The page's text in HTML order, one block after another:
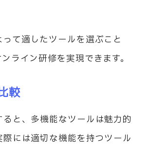
て適したツールを選ぶこと
ライン研修を実現できます。
較
と、多機能なツールは魅力的
には適切な機能を持つツール